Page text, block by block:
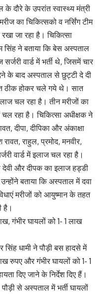
के दौरे के उपरांत स्वास्थ्य मंत्री
का चिकित्सको व नर्सिंग टीम
रखा जा रहा है। चिकित्सा
सिंह ने बताया कि बेस अस्पताल
सर्जरी वार्ड में भर्ती थे, जिसमें चार
के बाद अस्पताल से छुट्टी दे दी
ठीक होकर चले गये थे। सात
चल रहा है। तीन मरीजों का
चल रहा है। चिकित्सा अधीक्षक ने
दीपा, दीपिका और अंकाक्षा
राहुल, प्रमोद, मनवीर,
वार्ड में इलाज चल रहा है।
देवी और दीपक का इलाज हड्डी
बताया कि अस्पताल में दवा
मरीजों को आयुष्मान के तहत
है।
गंभीर घायलों को 1- 1 लाख
सिंह धामी ने पौड़ी बस हादसे में
रुपए और गंभीर घायलों को 1- 1
दिए जाने के निर्देश दिए हैं।
से अस्पताल में भर्ती घायलों